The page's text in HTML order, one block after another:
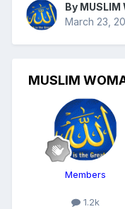
By MUSLIM
March 23,
MUSLIM
Members
1.2k